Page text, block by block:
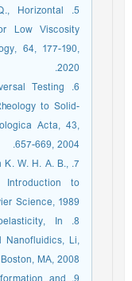
Horizontal
Low Viscosity
64, 177-190,
2020.
Testing
to Solid-
Acta, 43,
657-669, 2004.
K. W. H. A. B.,
to
Science, 1989.
In
Nanofluidics, Li,
MA, 2008.